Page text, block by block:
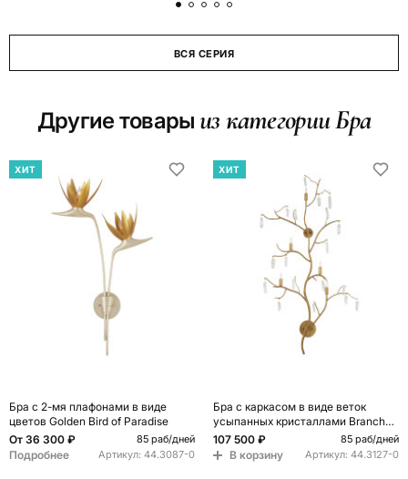
ВСЯ СЕРИЯ
Другие товары из категории Бра
ХИТ
Бра с 2-мя плафонами в виде
цветов Golden Bird of Paradise
От 36 300 ₽ 85 раб/дней
Подробнее Артикул: 44.3087-0
ХИТ
Бра с каркасом в виде веток
усыпанных кристаллами Branches
with Crystals
107 500 ₽ 85 раб/дней
В корзину Артикул: 44.3127-0